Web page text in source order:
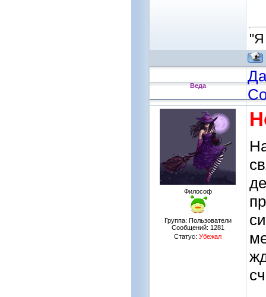
"Я
Веда
Философ
Группа: Пользователи
Сообщений: 1281
Статус: Убежал